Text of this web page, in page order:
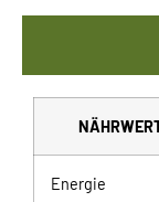
Energie